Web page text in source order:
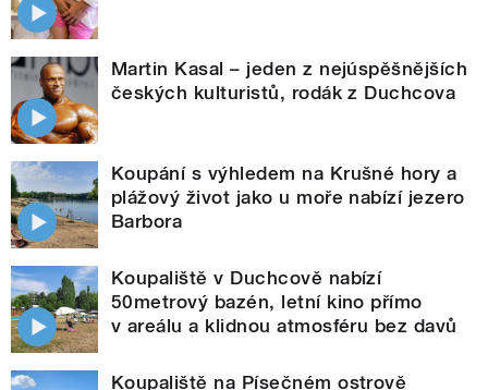
Martin Kasal – jeden z nejúspěšnějších
českých kulturistů, rodák z Duchcova
Koupání s výhledem na Krušné hory a
plážový život jako u moře nabízí jezero
Barbora
Koupaliště v Duchcově nabízí
50metrový bazén, letní kino přímo
v areálu a klidnou atmosféru bez davů
Koupaliště na Písečném ostrově